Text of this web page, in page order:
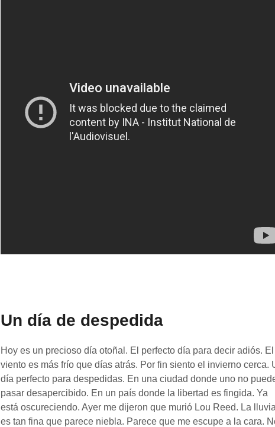
Un día de despedida
Hoy es un precioso día otoñal. El perfecto día para decir adiós. El
viento es más frío que días atrás. Por fin siento el invierno cerca.
día perfecto para despedidas. En una ciudad donde uno no
pasar desapercibido. En un país donde la libertad es fingida. Ya
está oscureciendo. Ayer me dijeron que murió Lou Reed. La
es tan fina que parece niebla. Parece que me escupe a la cara.